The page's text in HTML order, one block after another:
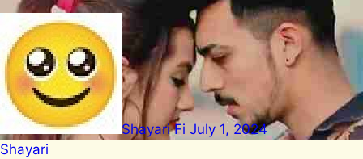
Shayari Fi July 1, 2024
Shayari